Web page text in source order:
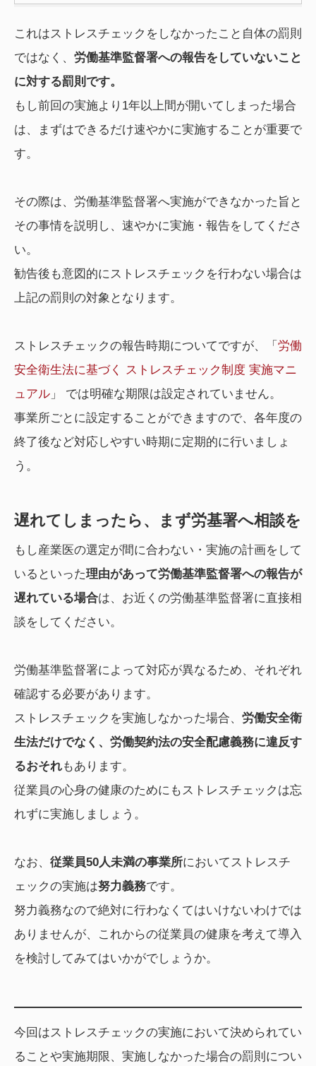
これはストレスチェックをしなかったこと自体の罰則
ではなく、 労働基準監督署への報告をしていないこと
に対する罰則です。
もし前回の実施より1年以上間が開いてしまった場合
は、まずはできるだけ速やかに実施することが重要で
す。
その際は、労働基準監督署へ実施ができなかった旨と
その事情を説明し、速やかに実施・報告をしてくださ
い。
勧告後も意図的にストレスチェックを行わない場合は
上記の罰則の対象となります。
ストレスチェックの報告時期についてですが、「 労働
安全衛生法に基づく ストレスチェック制度 実施マニ
ュアル 」 では明確な期限は設定されていません。
事業所ごとに設定することができますので、各年度の
終了後など対応しやすい時期に定期的に行いましょ
う。
遅れてしまったら、まず労基署へ相談を
もし産業医の選定が間に合わない・実施の計画をして
いるといった理由があって労働基準監督署への報告が
遅れている場合は、お近くの労働基準監督署に直接相
談をしてください。
労働基準監督署によって対応が異なるため、それぞれ
確認する必要があります。
ストレスチェックを実施しなかった場合、 労働安全衛
生法だけでなく、労働契約法の安全配慮義務に違反す
るおそれもあります。
従業員の心身の健康のためにもストレスチェックは忘
れずに実施しましょう。
なお、 従業員50人未満の事業所においてストレスチ
ェックの実施は努力義務です。
努力義務なので絶対に行わなくてはいけないわけでは
ありませんが、これからの従業員の健康を考えて導入
を検討してみてはいかがでしょうか。
今回はストレスチェックの実施において決められてい
ることや実施期限、実施しなかった場合の罰則につい